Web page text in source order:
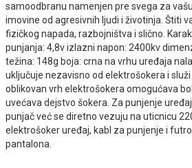
samoodbranu namenjen pre svega za
imovine od agresivnih ljudi i životinja. Štiti
fizičkog napada, razbojništva i slično.
punjanja: 4,8v izlazni napon: 2400kv
težina: 148g boja: crna na vrhu uređaja
uključuje nezavisno od elektrošokera i
oblikovan vrh elektrošokera omogućava
uvećava dejstvo šokera. Za punjenje
punjač već se diretno vezuju na uticnicu
elektrošoker uređaj, kabl za punjenje i
pantalona.